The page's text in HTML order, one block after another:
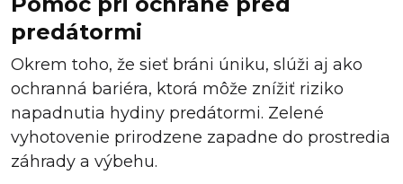
predátormi
Okrem toho, že sieť bráni úniku, slúži aj ako
ochranná bariéra, ktorá môže znížiť riziko
napadnutia hydiny predátormi. Zelené
vyhotovenie prirodzene zapadne do prostredia
záhrady a výbehu.